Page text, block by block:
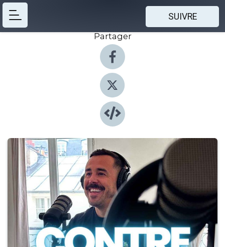
SUIVRE
Partager